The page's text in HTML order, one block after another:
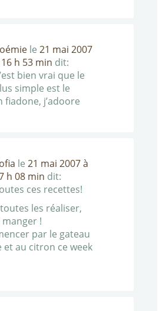
le 21 mai 2007
h 53 min dit:
bien vrai que le
simple est le
fiadone, j’adoore
le 21 mai 2007 à
h 08 min dit:
ces recettes!
toutes les réaliser,
!
par le gateau
et au citron ce week